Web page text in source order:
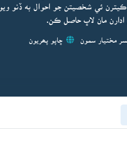
ڪيترن ئي شخصيتن جو احوال به ڏنو ويو
ادارن مان لاڀ حاصل ڪن.
مختيار سمون ڇاپو پھريون